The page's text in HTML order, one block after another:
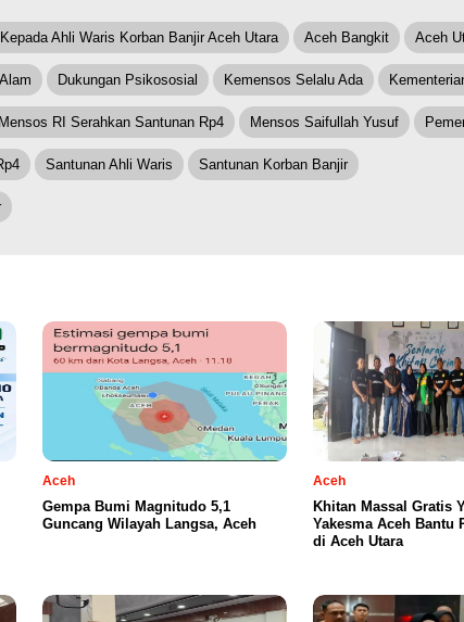
Ahli Waris Korban Banjir Aceh Utara Aceh Bangkit Aceh
Dukungan Psikososial Kemensos Selalu Ada
Mensos RI Serahkan Santunan Rp4 Mensos Saifullah Yusuf
Santunan Ahli Waris Santunan Korban Banjir
Aceh
Gempa Bumi Magnitudo 5,1
Guncang Wilayah Langsa, Aceh
Aceh
Khitan Massal Gratis
Yakesma Aceh Bantu
di Aceh Utara